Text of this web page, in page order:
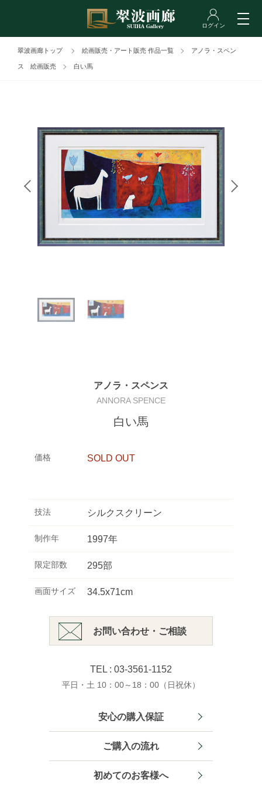
翠波画廊トップ 絵画販売・アート販売 作品一覧 アノラ・スペン
ス 絵画販売 白い馬
アノラ・スペンス
ANNORA SPENCE
白い馬
価格 SOLD OUT
技法 シルクスクリーン
制作年 1997年
限定部数 295部
画面サイズ 34.5x71cm
お問い合わせ・ご相談
TEL : 03-3561-1152
平日・土 10：00～18：00（日祝休）
安心の購入保証
ご購入の流れ
初めてのお客様へ